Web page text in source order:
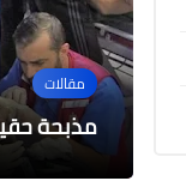
مقالات
مذبحة
التعليم
كفر الشيخ
انتظام
الابتدائية
السياحة
بالصور
المتحف
عربى
العراق
عربى
إعلان
السورية